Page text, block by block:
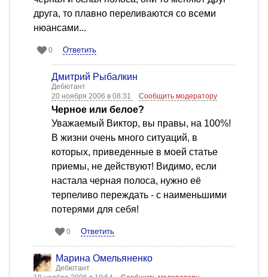
друга, то плавно переливаются со всеми
нюансами...
0 Ответить
Дмитрий Рыбалкин
Дебютант
20 ноября 2006 в 08:31
Сообщить модератору
Черное или белое?
Уважаемый Виктор, вы правы, на 100%!
В жизни очень много ситуаций, в
которых, приведенные в моей статье
приемы, не действуют! Видимо, если
настала черная полоса, нужно её
терпеливо переждать - с наименьшими
потерями для себя!
0 Ответить
Марина Омельяненко
Дебютант